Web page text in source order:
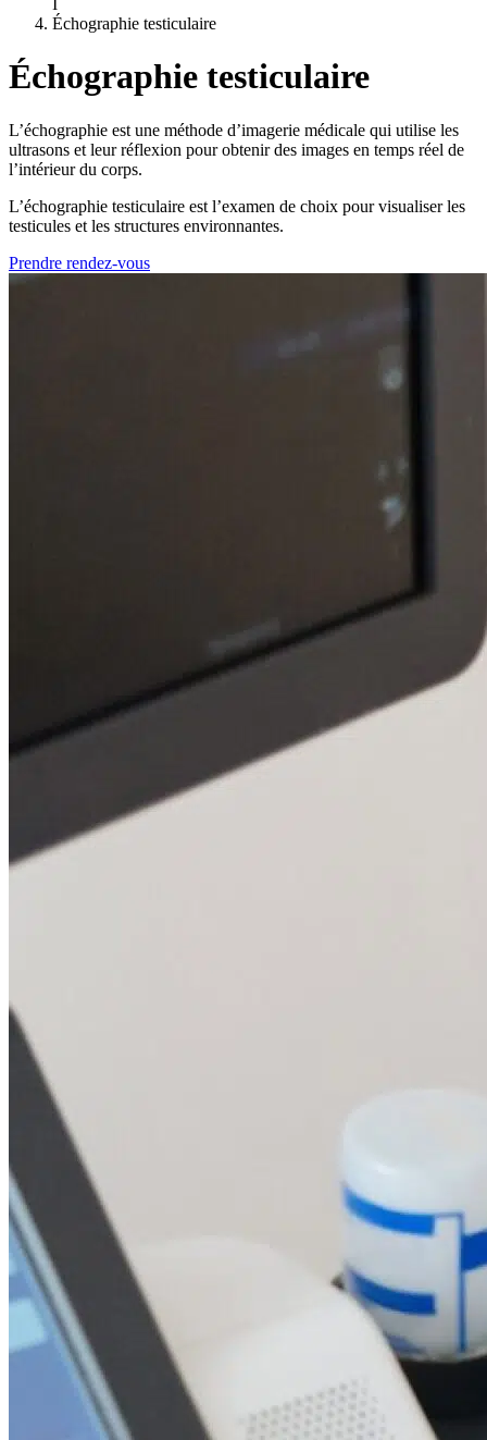
Échographie testiculaire
Échographie testiculaire
L’échographie est une méthode d’imagerie médicale qui utilise les
ultrasons et leur réflexion pour obtenir des images en temps réel de
l’intérieur du corps.
L’échographie testiculaire est l’examen de choix pour visualiser les
testicules et les structures environnantes.
Prendre rendez-vous